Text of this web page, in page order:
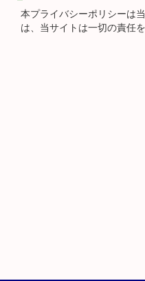
本プライバシーポリシーは
は、当サイトは一切の責任